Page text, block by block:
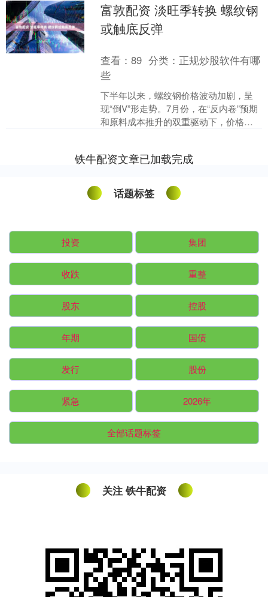
富敦配资 淡旺季转换 螺纹钢
或触底反弹
查看：89 分类： 正规炒股软件有哪
些
下半年以来，螺纹钢价格波动加剧，呈
现“倒V”形走势。7月份，在“反内卷”预期
和原料成本推升的双重驱动下，价格大
铁牛配资文章已加载完成
话题标签
投资 集团
收跌 重整
股东 控股
年期 国债
发行 股份
紧急 2026年
全部话题标签
关注 铁牛配资